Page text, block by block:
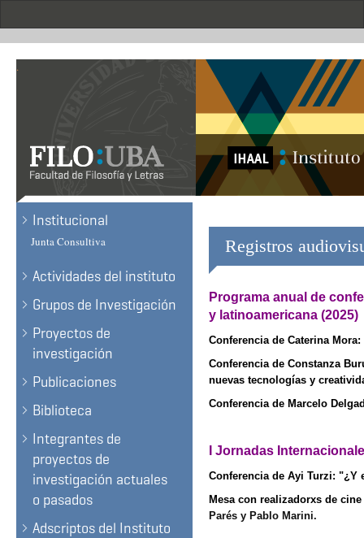
.
Institucional
Junta Consultiva
Actividades del instituto
Grupos de Investigación
Proyectos de
investigación
Publicaciones
Biblioteca
Integrantes de
proyectos de
investigación actuales
o pasados
Adscriptos del Instituto
Registros
Programa anual de
y latinoamericana (2025)
Conferencia de Caterina Mora:
Conferencia de Constanza
nuevas tecnologías y
Conferencia de Marcelo
I Jornadas
Conferencia de Ayi Turzi: "¿Y
Mesa con realizadorxs de
Parés y Pablo Marini.